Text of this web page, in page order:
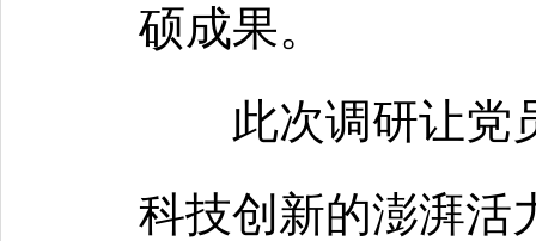
硕成果。
此次调研让党
科技创新的澎湃活